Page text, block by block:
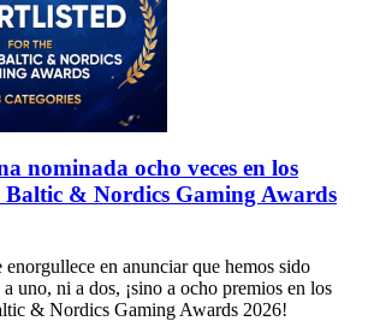
nominada ocho veces en los
& Nordics Gaming Awards
enorgullece en anunciar que hemos sido
uno, ni a dos, ¡sino a ocho premios en los
& Nordics Gaming Awards 2026!